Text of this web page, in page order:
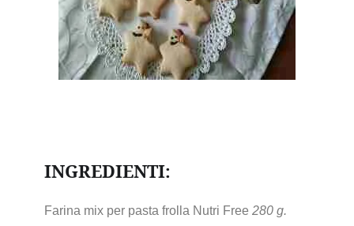
INGREDIENTI:
Farina mix per pasta frolla Nutri Free 280 g.